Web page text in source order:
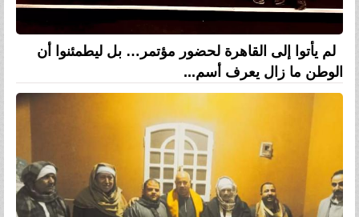
لم يأتوا إلى القاهرة لحضور مؤتمر… بل ليطمئنوا أن
الوطن ما زال يعرف أسم...